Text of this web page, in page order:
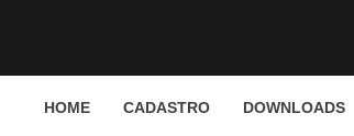
HOME CADASTRO DOWNLOADS